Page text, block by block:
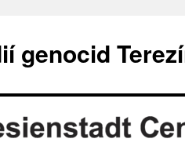
genocid